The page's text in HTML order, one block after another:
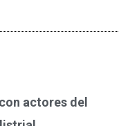
actores del